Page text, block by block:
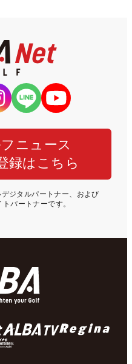
ニュース
録はこちら
ジタルパートナー、および
パートナーです。